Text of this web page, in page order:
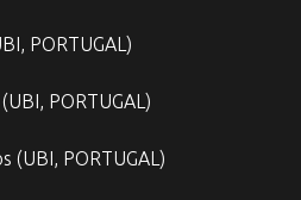
PORTUGAL)
PORTUGAL)
(UBI, PORTUGAL)